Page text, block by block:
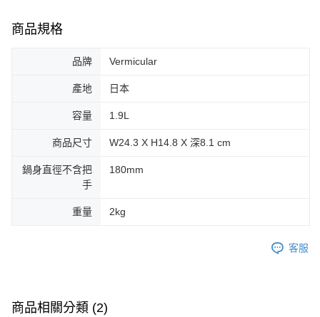
商品規格
品牌 Vermicular
產地 日本
容量 1.9L
商品尺寸 W24.3 X H14.8 X 深8.1 cm
鍋身直徑不含把
手
180mm
重量 2kg
客服
商品相關分類 (2)